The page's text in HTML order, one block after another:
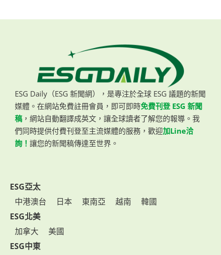
ESG Daily（ESG 新聞網），是專注於全球 ESG 議題的新聞
媒體。在網站免費註冊會員，即可即時免費刊登 ESG 新聞
稿 ，網站自動翻譯成英文，讓全球讀者了解您的報導。我
們同時提供付費刊登至主流媒體的服務，歡迎加Line洽
詢！ 讓您的新聞稿傳達至世界。
ESG亞太
中港澳台
日本 東南亞 越南
韓國
ESG北美
加拿大
美國
ESG中東